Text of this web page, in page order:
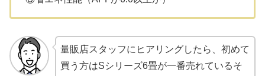
量販店スタッフにヒアリングしたら、初めて
買う方はSシリーズ6畳が一番売れているそ